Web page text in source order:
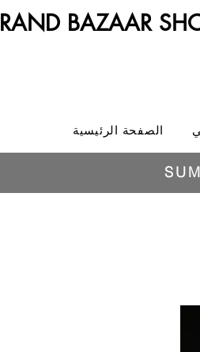
BAZAAR
الصفحة الرئيسية